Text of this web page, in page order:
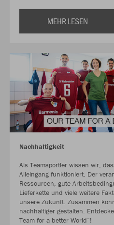
MEHR LESEN
Nachhaltigkeit
Als Teamsportler wissen wir,
Alleingang funktioniert. Der
Ressourcen, gute
Lieferkette und viele weitere
unsere Zukunft. Zusammen
nachhaltiger gestalten.
Team for a better World“!